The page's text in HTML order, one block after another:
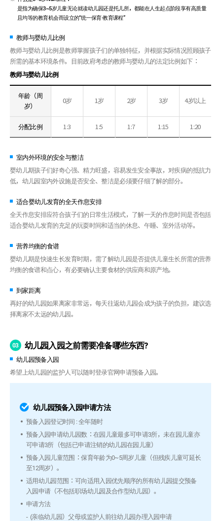
是指为确保3~5岁儿童无论就读幼儿园还是托儿所，都能在人生起点阶段享有高质量
且均等的教育机会而设立的“统一保育·教育课程”
教师与婴幼儿比例
教师与婴幼儿比例是教师掌握孩子们的单独特征，并根据实际情况照顾孩子
所需的基本环境条件。目前政府考虑的教师与婴幼儿的法定比例如下：
教师与婴幼儿比例
年龄（周
岁）
0岁 1岁 2岁 3岁 4岁以上
分配比例 1:3 1:5 1:7 1:15 1:20
室内外环境的安全与整洁
婴幼儿期孩子们好奇心强、精力旺盛，容易发生安全事故，对疾病的抵抗力
低，幼儿园室内外设施是否安全、整洁是必须要仔细了解的部分。
适合婴幼儿发育的全天作息安排
全天作息安排应符合孩子们的日常生活模式，了解一天的作息时间是否包括
适合婴幼儿发育的充足的玩耍时间和适当的休息、午睡、室外活动等。
营养均衡的食谱
婴幼儿期是快速生长发育时期，需了解幼儿园是否提供儿童生长所需的营养
均衡的食谱和点心，有必要确认主要食材的供应商和原产地。
到家距离
再好的幼儿园如果离家非常远，每天往返幼儿园会成为孩子的负担，建议选
择离家不太远的幼儿园。
03 幼儿园入园之前需要准备哪些东西?
幼儿园预备入园
希望上幼儿园的监护人可以随时登录官网申请预备入园。
幼儿园预备入园申请方法
预备入园登记时间 : 全年随时
预备入园申请幼儿园数：在园儿童最多可申请3所，未在园儿童亦
可申请3所（包括已申请注销的幼儿园在园儿童）
预备入园儿童范围：保育年龄为0~5周岁儿童（但残疾儿童可延长
至12周岁）。
适用幼儿园范围：可向适用入园优先顺序的所有幼儿园提交预备
入园申请（不包括职场幼儿园及合作型幼儿园）。
申请方法
(亲临幼儿园）父母或监护人前往幼儿园办理入园申请